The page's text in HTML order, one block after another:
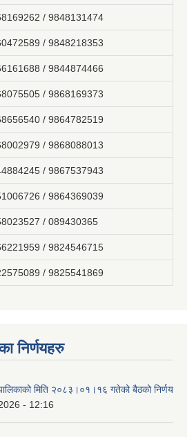
/ 9848131474
/ 9848218353
/ 9844874466
/ 9868169373
/ 9864782519
/ 9868088013
/ 9867537943
/ 9864369039
/ 089430365
/ 9824546715
/ 9825541869
निर्णयहरु
मिति २०८३।०१।१६ गतेको बैठको निर्णय
- 12:16